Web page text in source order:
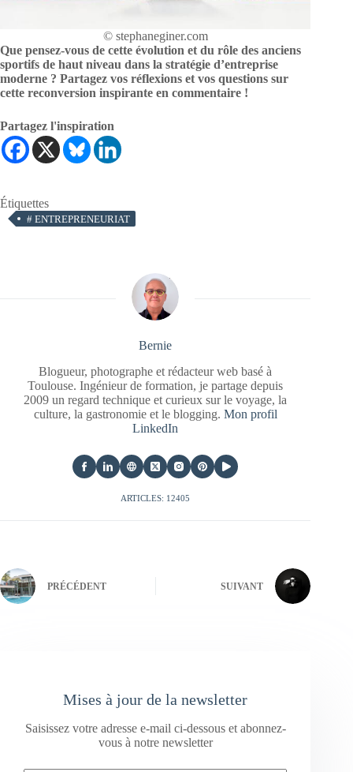
© stephaneginer.com
Que pensez-vous de cette évolution et du rôle des anciens
sportifs de haut niveau dans la stratégie d’entreprise
moderne ? Partagez vos réflexions et vos questions sur
cette reconversion inspirante en commentaire !
Partagez l'inspiration
Étiquettes
# ENTREPRENEURIAT
Bernie
Blogueur, photographe et rédacteur web basé à
Toulouse. Ingénieur de formation, je partage depuis
2009 un regard technique et curieux sur le voyage, la
culture, la gastronomie et le blogging. Mon profil
LinkedIn
ARTICLES: 12405
PRÉCÉDENT SUIVANT
Mises à jour de la newsletter
Saisissez votre adresse e-mail ci-dessous et abonnez-
vous à notre newsletter